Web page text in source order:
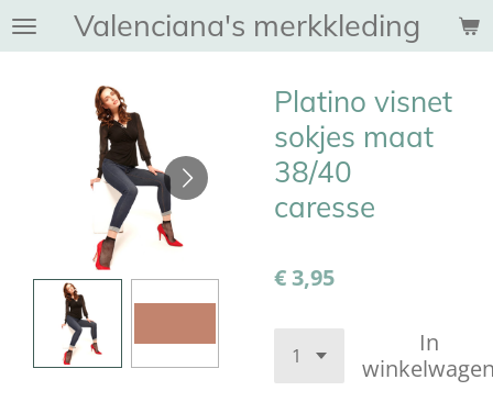
Ga
direct
hoofdinhoud
Valenciana's merkkleding
Platino visnet
sokjes maat
38/40
caresse
€ 3,95
In